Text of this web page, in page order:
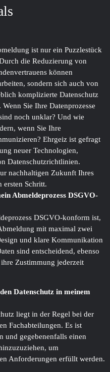
ist nur ein Puzzlestück
die Reduzierung von
können
sondern sich auch von
komplizierte Datenschutz
Sie Ihre Datenprozesse
noch unklar? Und wie
wenn Sie Ihre
Ehrgeiz ist gefragt
neuer Technologien,
Datenschutzrichtlinien.
nachhaltigen Zukunft Ihres
ersten Schritt.
Abmeldeprozess DSGVO-
DSGVO-konform ist,
mit maximal zwei
und klare Kommunikation
sind entscheidend, ebenso
Zustimmung jederzeit
Datenschutz in meinem
liegt in der Regel bei der
Fachabteilungen. Es ist
und gegebenenfalls einen
um
Anforderungen erfüllt werden.